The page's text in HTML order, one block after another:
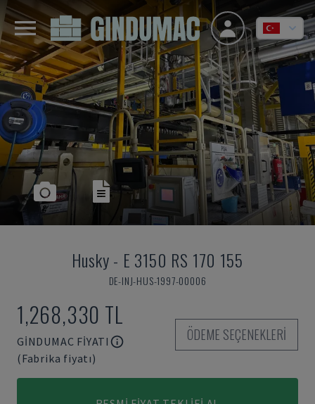
Husky- E 3150 RS 170 155
DE-INJ-HUS-1997-00006
1,268,330 TL
GINDUMAC FIYATI
(Fabrika fiyatı)
ÖDEME SEÇENEKLERI